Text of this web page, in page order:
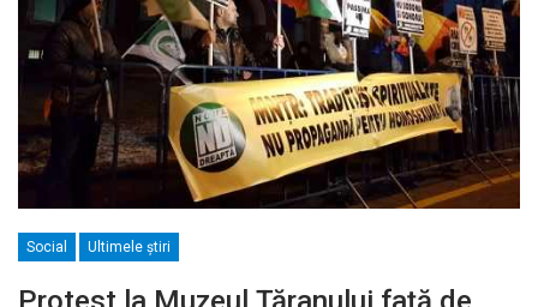
Social Ultimele ştiri